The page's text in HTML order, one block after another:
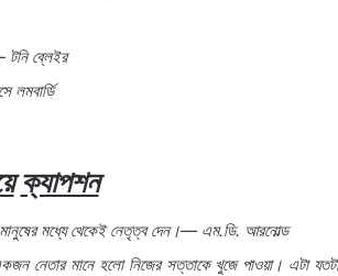
টনি ব্লেইর
লমবার্ডি
ক্যাপশন
মানুষের মধ্যে থেকেই নেতৃত্ব দেন।— এম.ডি. আরনোল্ড
নেতার মানে হলো নিজের সত্তাকে খুজে পাওয়া। এটা